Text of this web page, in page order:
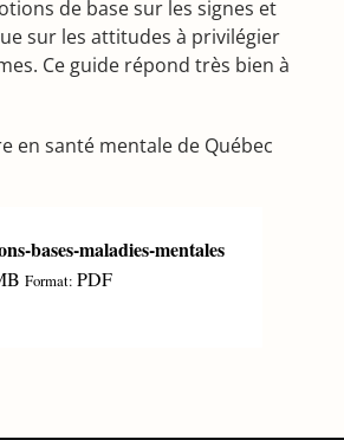
de base sur les signes et
sur les attitudes à privilégier
Ce guide répond très bien à
en santé mentale de Québec
bases-maladies-mentales
Format: PDF